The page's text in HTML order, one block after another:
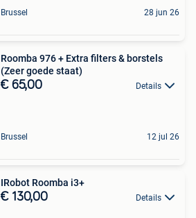
Brussel 28 jun 26
Roomba 976 + Extra filters & borstels
(Zeer goede staat)
€ 65,00 Details
Brussel 12 jul 26
IRobot Roomba i3+
€ 130,00 Details